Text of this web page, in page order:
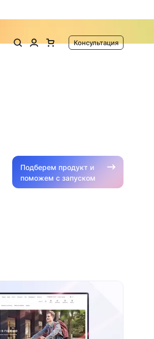
Консультация
Подберем продукт и
поможем с запуском